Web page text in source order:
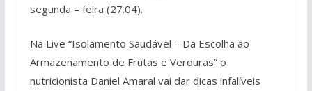
segunda – feira (27.04).
Na Live “Isolamento Saudável – Da Escolha ao
Armazenamento de Frutas e Verduras” o
nutricionista Daniel Amaral vai dar dicas infalíveis